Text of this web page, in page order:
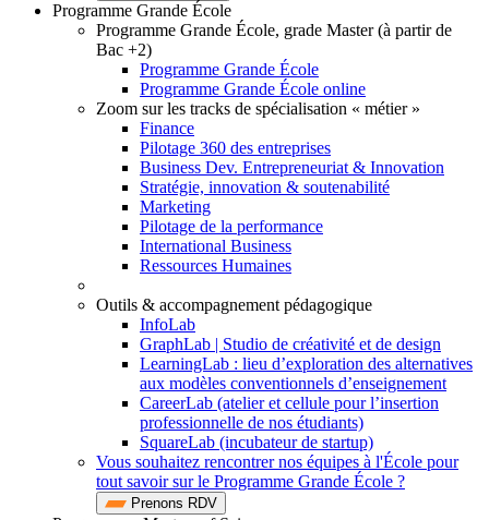
Programme Grande École
Programme Grande École, grade Master (à partir de
Bac +2)
Programme Grande École
Programme Grande École online
Zoom sur les tracks de spécialisation « métier »
Finance
Pilotage 360 des entreprises
Business Dev. Entrepreneuriat & Innovation
Stratégie, innovation & soutenabilité
Marketing
Pilotage de la performance
International Business
Ressources Humaines
Outils & accompagnement pédagogique
InfoLab
GraphLab | Studio de créativité et de design
LearningLab : lieu d’exploration des alternatives
aux modèles conventionnels d’enseignement
CareerLab (atelier et cellule pour l’insertion
professionnelle de nos étudiants)
SquareLab (incubateur de startup)
Vous souhaitez rencontrer nos équipes à l'École pour
tout savoir sur le Programme Grande École ?
Prenons RDV